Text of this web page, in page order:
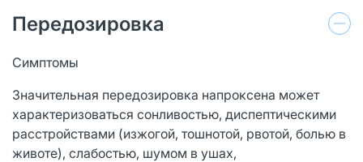
Передозировка
Симптомы
Значительная передозировка напроксена может
характеризоваться сонливостью, диспептическими
расстройствами (изжогой, тошнотой, рвотой, болью в
животе), слабостью, шумом в ушах,